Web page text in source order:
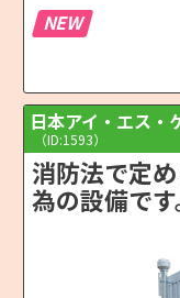
NEW
日本アイ・エス・
（ID:1593）
消防法で定
為の設備です